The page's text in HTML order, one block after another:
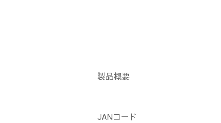
製品概要
JANコード